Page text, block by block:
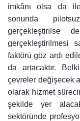
imkânı olsa da
sonunda
gerçekleştirilse
gerçekleştirilmesi
faktörü göz ardı
da artacaktır.
çevreler değişecek
olarak hizmet
şekilde yer
sektöründe